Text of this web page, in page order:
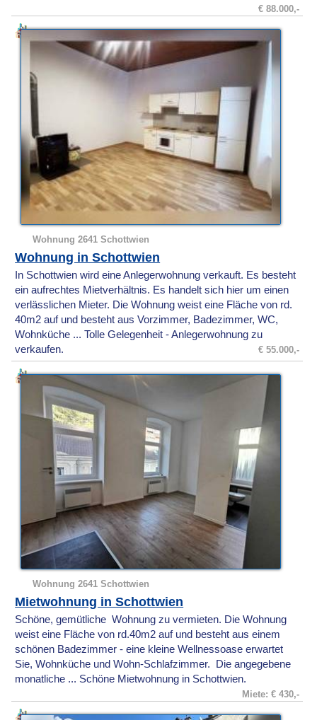
€ 88.000,-
Wohnung 2641 Schottwien
Wohnung in Schottwien
In Schottwien wird eine Anlegerwohnung verkauft. Es besteht
ein aufrechtes Mietverhältnis. Es handelt sich hier um einen
verlässlichen Mieter. Die Wohnung weist eine Fläche von rd.
40m2 auf und besteht aus Vorzimmer, Badezimmer, WC,
Wohnküche ... Tolle Gelegenheit - Anlegerwohnung zu
verkaufen.
€ 55.000,-
Wohnung 2641 Schottwien
Mietwohnung in Schottwien
Schöne, gemütliche Wohnung zu vermieten. Die Wohnung
weist eine Fläche von rd.40m2 auf und besteht aus einem
schönen Badezimmer - eine kleine Wellnessoase erwartet
Sie, Wohnküche und Wohn-Schlafzimmer. Die angegebene
monatliche ... Schöne Mietwohnung in Schottwien.
Miete: € 430,-